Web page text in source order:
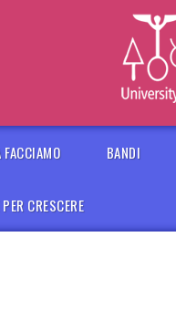
FACCIAMO BANDI
CRESCERE